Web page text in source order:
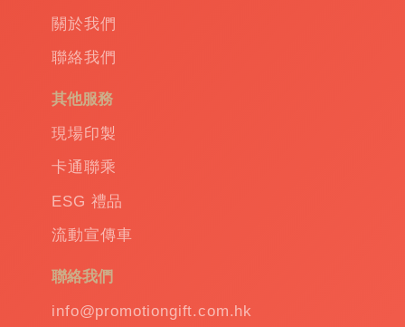
關於我們
聯絡我們
其他服務
現場印製
卡通聯乘
ESG 禮品
流動宣傳車
聯絡我們
info@promotiongift.com.hk